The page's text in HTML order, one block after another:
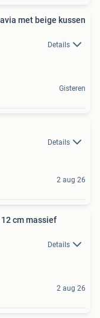
met beige kussen
Details
Gisteren
Details
2 aug 26
cm massief
Details
2 aug 26